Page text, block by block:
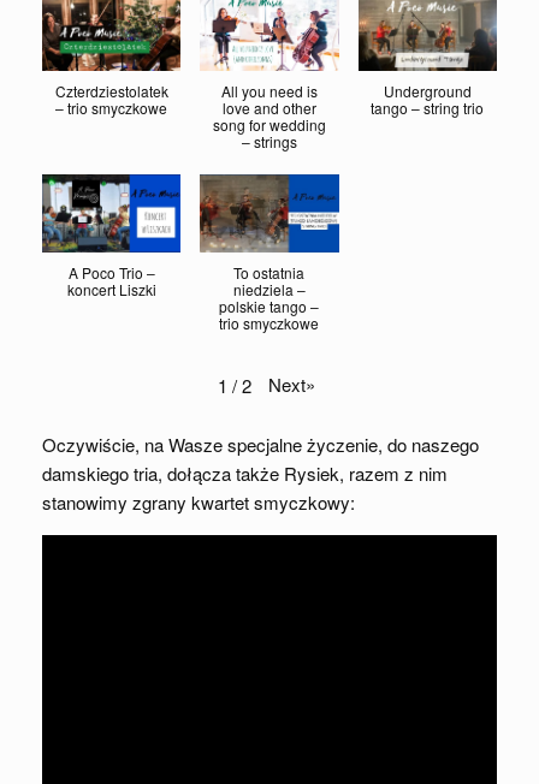
Czterdziestolatek
– trio smyczkowe
All you need is
love and other
song for wedding
– strings
Underground
tango – string trio
A Poco Trio –
koncert Liszki
To ostatnia
niedziela –
polskie tango –
trio smyczkowe
1 / 2 Next»
Oczywiście, na Wasze specjalne życzenie, do naszego
damskiego tria, dołącza także Rysiek, razem z nim
stanowimy zgrany kwartet smyczkowy: